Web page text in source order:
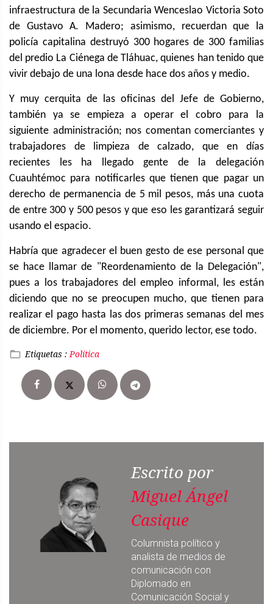
infraestructura de la Secundaria Wenceslao Victoria Soto
de Gustavo A. Madero; asimismo, recuerdan que la
policía capitalina destruyó 300 hogares de 300 familias
del predio La Ciénega de Tláhuac, quienes han tenido que
vivir debajo de una lona desde hace dos años y medio.
Y muy cerquita de las oficinas del Jefe de Gobierno,
también ya se empieza a operar el cobro para la
siguiente administración; nos comentan comerciantes y
trabajadores de limpieza de calzado, que en días
recientes les ha llegado gente de la delegación
Cuauhtémoc para notificarles que tienen que pagar un
derecho de permanencia de 5 mil pesos, más una cuota
de entre 300 y 500 pesos y que eso les garantizará seguir
usando el espacio.
Habría que agradecer el buen gesto de ese personal que
se hace llamar de "Reordenamiento de la Delegación",
pues a los trabajadores del empleo informal, les están
diciendo que no se preocupen mucho, que tienen para
realizar el pago hasta las dos primeras semanas del mes
de diciembre. Por el momento, querido lector, ese todo.
Etiquetas :Política
Escrito por
Miguel Ángel
Casique
Columnista político y
analista de medios de
comunicación con
Diplomado en
Comunicación Social y